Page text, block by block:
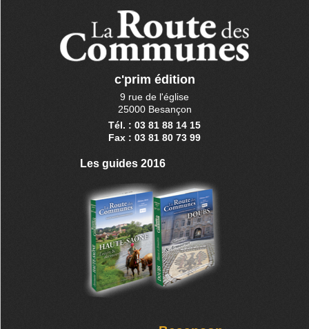
c'prim édition
9 rue de l'église
25000 Besançon
Tél. : 03 81 88 14 15
Fax : 03 81 80 73 99
Les guides 2016